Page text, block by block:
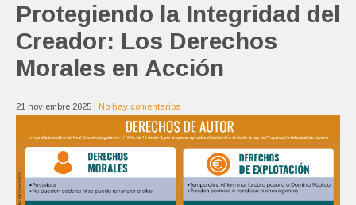
Protegiendo la Integridad del
Creador: Los Derechos
Morales en Acción
21 noviembre 2025 | No hay comentarios